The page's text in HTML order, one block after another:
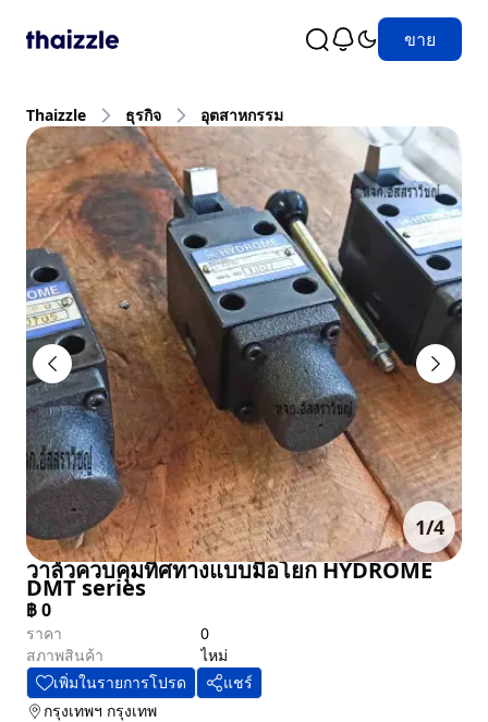
ขาย
Thaizzle ธุรกิจ อุตสาหกรรม
1/4
วาล์วควบคุมทิศทางแบบมือโยก HYDROME
DMT series
฿0
ราคา
0
สภาพสินค้า
ไหม่
เพิ่มในรายการโปรด
แชร์
กรุงเทพฯ กรุงเทพ